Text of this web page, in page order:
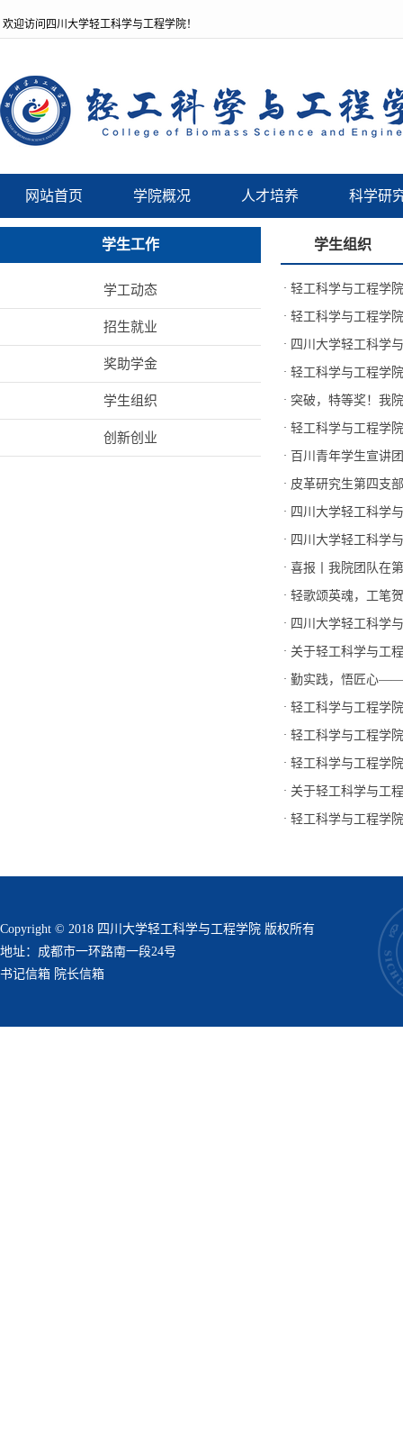
欢迎访问四川大学轻工科学与工程学院！
网站首页 学院概况 人才培养 科学研
学生工作
学工动态
招生就业
奖助学金
学生组织
创新创业
学生组织
· 轻工科学与工程学
· 轻工科学与工程学
· 四川大学轻工科学
· 轻工科学与工程学
· 突破，特等奖！我
· 轻工科学与工程学
· 百川青年学生宣讲
· 皮革研究生第四支
· 四川大学轻工科学
· 四川大学轻工科学
· 喜报丨我院团队在
· 轻歌颂英魂，工笔
· 四川大学轻工科学
· 关于轻工科学与工
· 勤实践，悟匠心——
· 轻工科学与工程学
· 轻工科学与工程学
· 轻工科学与工程学
· 关于轻工科学与工
· 轻工科学与工程学
Copyright © 2018 四川大学轻工科学与工程学院 版权所有
地址：成都市一环路南一段24号
书记信箱 院长信箱